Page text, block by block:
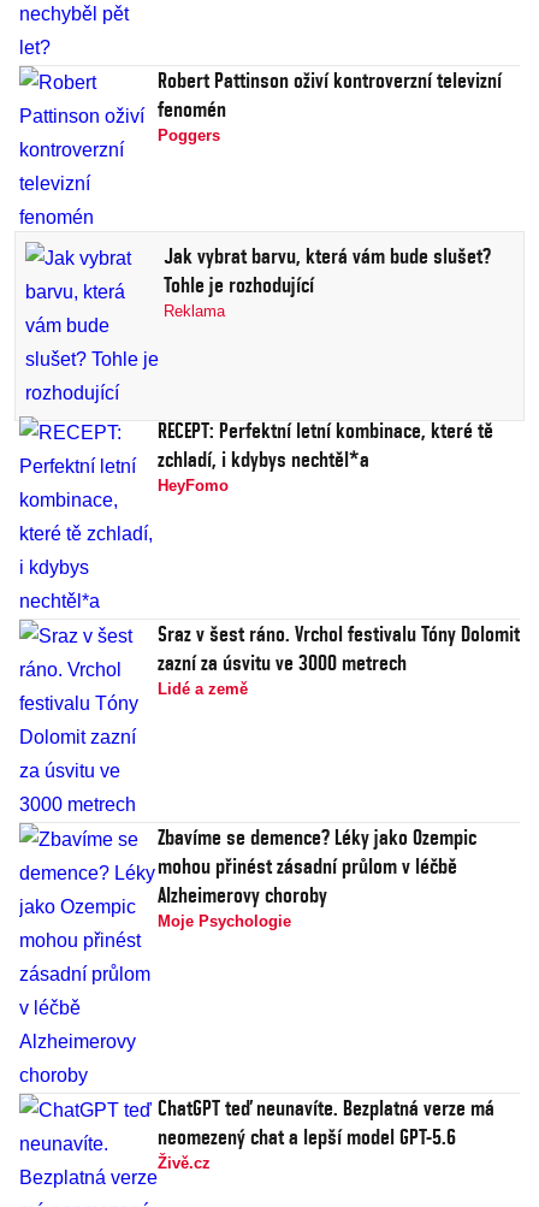
Robert Pattinson oživí kontroverzní televizní
fenomén
Poggers
Jak vybrat barvu, která vám bude slušet?
Tohle je rozhodující
Reklama
RECEPT: Perfektní letní kombinace, které tě
zchladí, i kdybys nechtěl*a
HeyFomo
Sraz v šest ráno. Vrchol festivalu Tóny Dolomit
zazní za úsvitu ve 3000 metrech
Lidé a země
Zbavíme se demence? Léky jako Ozempic
mohou přinést zásadní průlom v léčbě
Alzheimerovy choroby
Moje Psychologie
ChatGPT teď neunavíte. Bezplatná verze má
neomezený chat a lepší model GPT-5.6
Živě.cz